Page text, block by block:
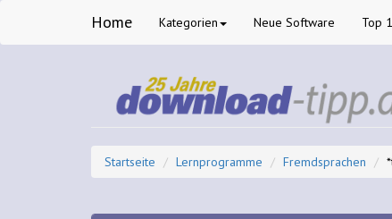
Home Kategorien Neue Software Top
Startseite Lernprogramme Fremdsprachen